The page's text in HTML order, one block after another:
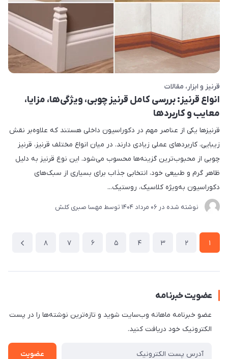
قرنیز و ابزار مقالات
انواع قرنیز: بررسی کامل قرنیز چوبی، ویژگی‌ها، مزایا،
معایب و کاربردها
قرنیزها یکی از عناصر مهم در دکوراسیون داخلی هستند که علاوه‌بر نقش
زیبایی، کاربردهای عملی زیادی دارند. در میان انواع مختلف قرنیز، قرنیز
چوبی از محبوب‌ترین گزینه‌ها محسوب می‌شود. این نوع قرنیز به دلیل
ظاهر گرم و طبیعی خود، انتخابی جذاب برای بسیاری از سبک‌های
دکوراسیون به‌ویژه کلاسیک، روستیک...
نوشته شده در 06 مرداد 1404 توسط مهسا صبری کلش
1
2
3
4
5
6
7
8
عضویت خبرنامه
عضو خبرنامه ماهانه وب‌سایت شوید و تازه‌ترین نوشته‌ها را در پست
الکترونیک خود دریافت کنید.
عضویت